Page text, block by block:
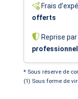
Frais
offerts
Reprise par
professionnel
* Sous réserve de
(1) Sous forme de